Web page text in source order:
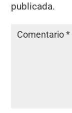
publicada.